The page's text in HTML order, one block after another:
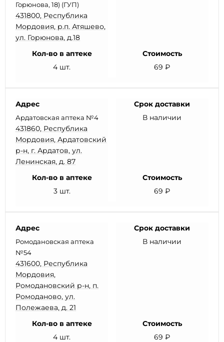
Горюнова, 18) (ГУП)
431800, Республика
Мордовия, р.п. Атяшево,
ул. Горюнова, д.18
Кол-во в аптеке
4 шт.
Стоимость
69 ₽
Адрес
Ардатовская аптека №4
431860, Республика
Мордовия, Ардатовский
р-н, г. Ардатов, ул.
Ленинская, д. 87
Срок доставки
В наличии
Кол-во в аптеке
3 шт.
Стоимость
69 ₽
Адрес
Ромодановская аптека
№54
431600, Республика
Мордовия,
Ромодановский р-н, п.
Ромоданово, ул.
Полежаева, д. 21
Срок доставки
В наличии
Кол-во в аптеке
4 шт.
Стоимость
69 ₽